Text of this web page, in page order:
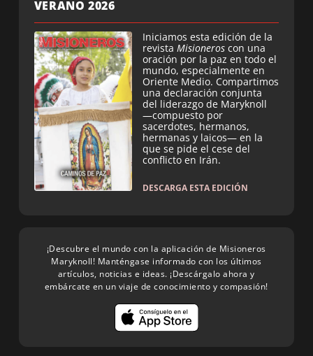
VERANO 2026
Iniciamos esta edición de la
revista Misioneros con una
oración por la paz en todo el
mundo, especialmente en
Oriente Medio. Compartimos
una declaración conjunta
del liderazgo de Maryknoll
—compuesto por
sacerdotes, hermanos,
hermanas y laicos— en la
que se pide el cese del
conflicto en Irán.
DESCARGA ESTA EDICIÓN
¡Descubre el mundo con la aplicación de Misioneros
Maryknoll! Manténgase informado con los últimos
artículos, noticias e ideas. ¡Descárgalo ahora y
embárcate en un viaje de conocimiento y compasión!